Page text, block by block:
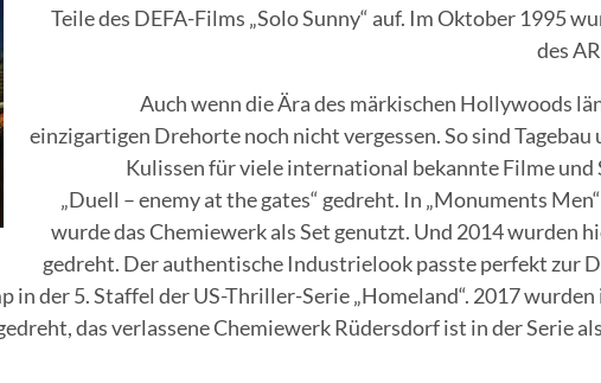
Teile des DEFA-Films „Solo Sunny“ auf. Im Oktober 1995
des
Auch wenn die Ära des märkischen Hollywoods
einzigartigen Drehorte noch nicht vergessen. So sind
Kulissen für viele international bekannte Filme und
„Duell – enemy at the gates“ gedreht. In „Monuments
wurde das Chemiewerk als Set genutzt. Und 2014 wurden
gedreht. Der authentische Industrielook passte perfekt zur
in der 5. Staffel der US-Thriller-Serie „Homeland“. 2017
das verlassene Chemiewerk Rüdersdorf ist in der Serie